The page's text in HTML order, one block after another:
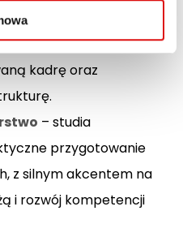
program,
kadrę oraz
– studia
przygotowanie
z silnym akcentem na
i rozwój kompetencji